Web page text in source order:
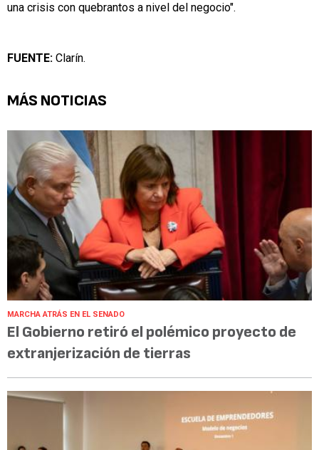
una crisis con quebrantos a nivel del negocio".
FUENTE: Clarín.
MÁS NOTICIAS
MARCHA ATRÁS EN EL SENADO
El Gobierno retiró el polémico proyecto de
extranjerización de tierras